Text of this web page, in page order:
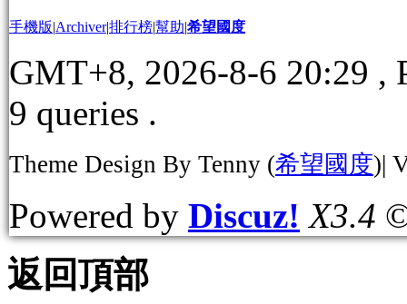
手機版|Archiver|排行榜|幫助|希望國度
GMT+8, 2026-8-6 20:29 ,
9 queries .
Theme Design By Tenny (希望國度)|
Powered by Discuz! X3.4
返回頂部